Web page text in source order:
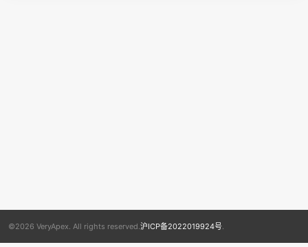
©2026 VeryApex. All rights reserved.沪ICP备2022019924号.